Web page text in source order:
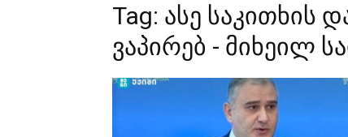
Tag: ასე საკითხის
ვაპირებ - მიხეილ